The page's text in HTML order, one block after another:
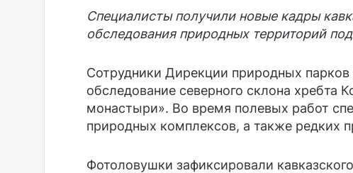
Специалисты получили новые кадры
обследования природных территорий
Сотрудники Дирекции природных
обследование северного склона хребта
монастыри». Во время полевых работ
природных комплексов, а также редких
Фотоловушки зафиксировали